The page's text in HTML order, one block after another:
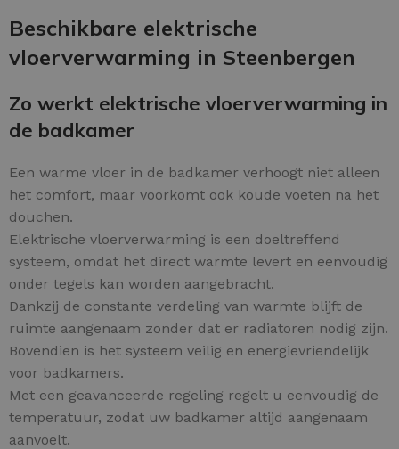
Beschikbare elektrische
vloerverwarming in Steenbergen
Zo werkt elektrische vloerverwarming in
de badkamer
Een warme vloer in de badkamer verhoogt niet alleen
het comfort, maar voorkomt ook koude voeten na het
douchen.
Elektrische vloerverwarming is een doeltreffend
systeem, omdat het direct warmte levert en eenvoudig
onder tegels kan worden aangebracht.
Dankzij de constante verdeling van warmte blijft de
ruimte aangenaam zonder dat er radiatoren nodig zijn.
Bovendien is het systeem veilig en energievriendelijk
voor badkamers.
Met een geavanceerde regeling regelt u eenvoudig de
temperatuur, zodat uw badkamer altijd aangenaam
aanvoelt.